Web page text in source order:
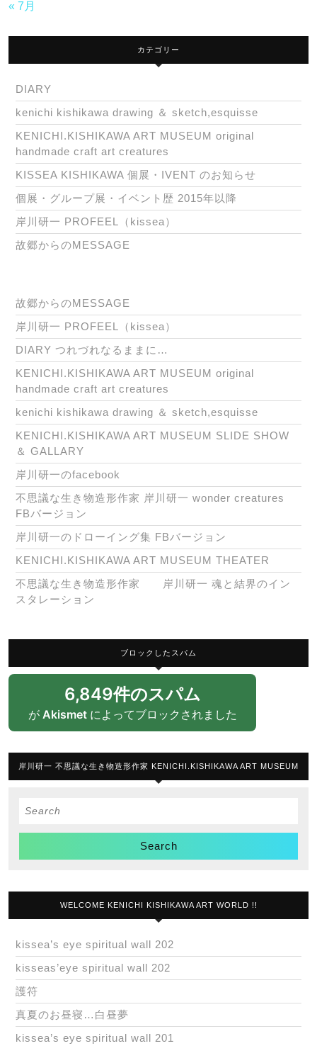
« 7月
カテゴリー
DIARY
kenichi kishikawa drawing ＆ sketch,esquisse
KENICHI.KISHIKAWA ART MUSEUM original
handmade craft art creatures
KISSEA KISHIKAWA 個展・IVENT のお知らせ
個展・グループ展・イベント歴 2015年以降
岸川研一 PROFEEL（kissea）
故郷からのMESSAGE
故郷からのMESSAGE
岸川研一 PROFEEL（kissea）
DIARY つれづれなるままに…
KENICHI.KISHIKAWA ART MUSEUM original
handmade craft art creatures
kenichi kishikawa drawing ＆ sketch,esquisse
KENICHI.KISHIKAWA ART MUSEUM SLIDE SHOW
＆ GALLARY
岸川研一のfacebook
不思議な生き物造形作家 岸川研一 wonder creatures
FBバージョン
岸川研一のドローイング集 FBバージョン
KENICHI.KISHIKAWA ART MUSEUM THEATER
不思議な生き物造形作家 岸川研一 魂と結界のイン
スタレーション
ブロックしたスパム
6,849件のスパム
が Akismetによってブロックされました
岸川研一 不思議な生き物造形作家 KENICHI.KISHIKAWA ART MUSEUM
Search
WELCOME KENICHI KISHIKAWA ART WORLD !!
kissea’s eye spiritual wall 202
kisseas’eye spiritual wall 202
護符
真夏のお昼寝…白昼夢
kissea’s eye spiritual wall 201